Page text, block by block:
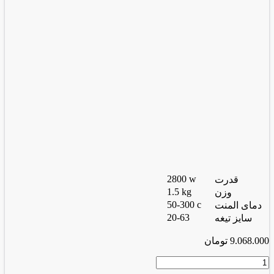
قدرت
2800 w
وزن
1.5 kg
دمای المنت
50-300 c
سایز تیغه
20-63
9.068.000 تومان
اتوی